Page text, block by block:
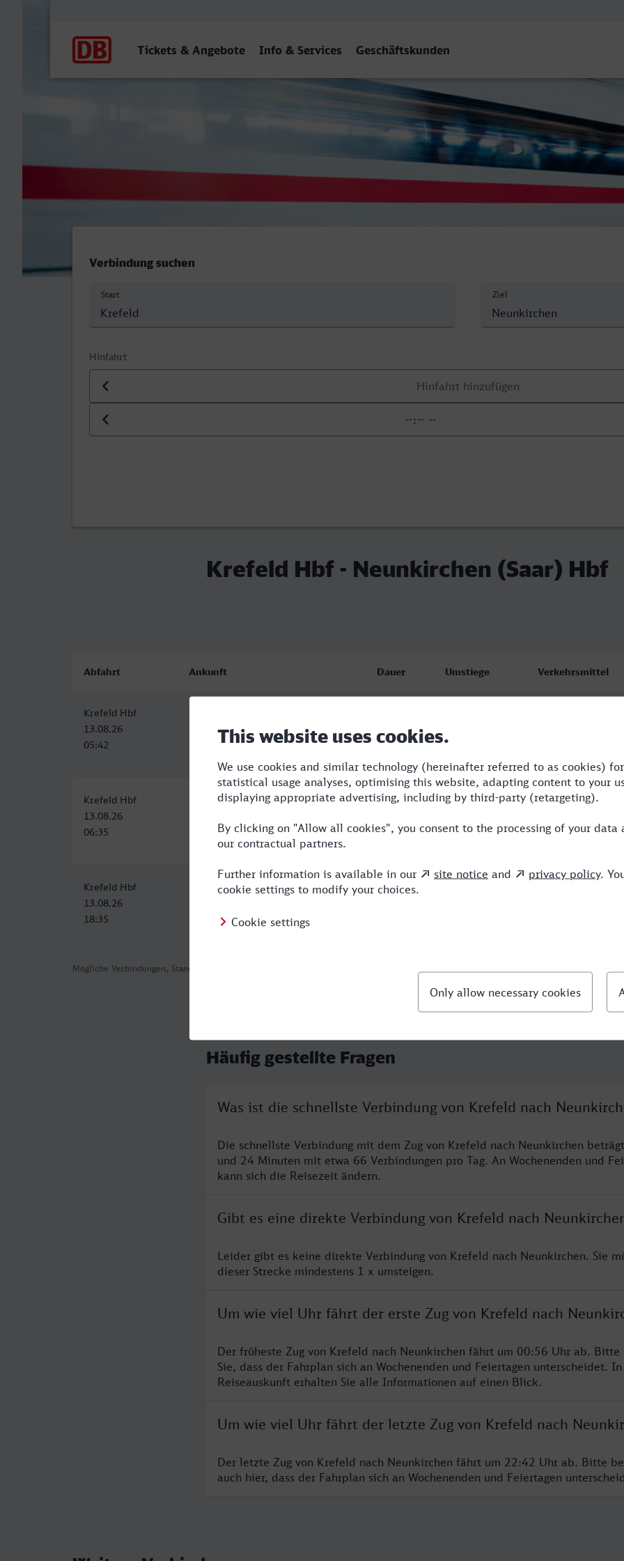
Tickets & Angebote Info & Services Geschäftskunden
Krefeld Hbf - Neunkirchen (Saar) Hbf
Verbindung suchen
Start Ziel
Hinfahrt
Datum der Hinfahrt
Uhrzeit der Hinfahrt
Krefeld Hbf - Neunkirchen (Saar) Hbf
Mögliche Verbindungen, Stand: 2026-07-30 15:09
Abfahrt Ankunft Dauer Umstiege Verkehrsmittel
Krefeld Hbf
13.08.26
05:42
13.08.26
Krefeld Hbf
13.08.26
06:35
Neunkirchen (Saar) Hbf
4:31 4 RE,VLX,NX,ICE
Krefeld Hbf
13.08.26
18:35
Neunkirchen (Saar) Hbf
4:44
Häufig gestellte Fragen
Was ist die schnellste Verbindung von Krefeld nach
Die schnellste Verbindung mit dem Zug von Krefeld nach Neunkirchen
und 24 Minuten mit etwa 66 Verbindungen pro Tag. An Wochenenden und
kann sich die Reisezeit ändern.
Gibt es eine direkte Verbindung von Krefeld nach
Leider gibt es keine direkte Verbindung von Krefeld nach Neunkirchen. Sie
dieser Strecke mindestens 1 x umsteigen.
Um wie viel Uhr fährt der erste Zug von Krefeld nach
Der früheste Zug von Krefeld nach Neunkirchen fährt um 00:56 Uhr ab. Bitte
Sie, dass der Fahrplan sich an Wochenenden und Feiertagen unterscheidet.
Reiseauskunft erhalten Sie alle Informationen auf einen Blick.
Um wie viel Uhr fährt der letzte Zug von Krefeld nach
Der letzte Zug von Krefeld nach Neunkirchen fährt um 22:42 Uhr ab. Bitte
auch hier, dass der Fahrplan sich an Wochenenden und Feiertagen